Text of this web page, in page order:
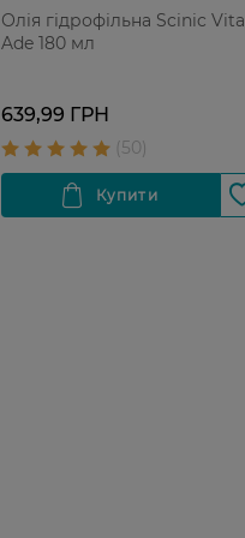
Олія гідрофільна Scinic Vita
Ade 180 мл
639,99 ГРН